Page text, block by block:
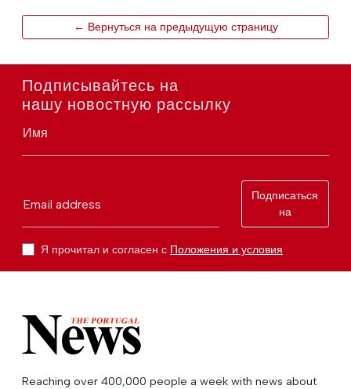
← Вернуться на предыдущую страницу
Подписывайтесь на
нашу новостную рассылку
Имя
Email address
Подписаться
на
Я прочитал и согласен с Положения и условия
Reaching over 400,000 people a week with news about